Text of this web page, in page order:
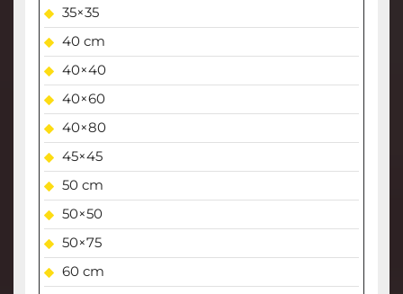
35×35
40 cm
40×40
40×60
40×80
45×45
50 cm
50×50
50×75
60 cm